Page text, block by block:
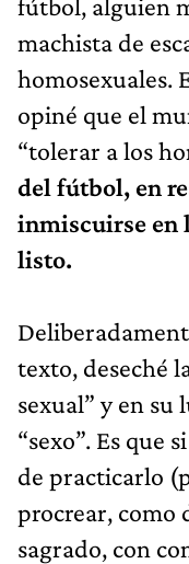
machista de
homosexuales.
opiné que el
“tolerar a los
del fútbol, en
inmiscuirse en
listo.
texto, deseché
sexual” y en su
“sexo”. Es que
de practicarlo
procrear, como
sagrado, con